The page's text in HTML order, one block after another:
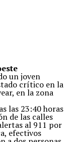
un joven
crítico en la
en la zona
las 23:40 horas
de las calles
al 911 por
efectivos